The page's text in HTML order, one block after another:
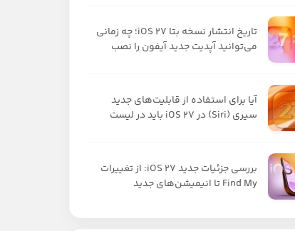
تاریخ انتشار نسخه بتا iOS 27؛ چه زمانی
می‌توانید آپدیت جدید آیفون را نصب
آیا برای استفاده از قابلیت‌های جدید
سیری (Siri) در iOS 27 باید در لیست
بررسی جزئیات جدید iOS 27: از تغییرات
Find My تا انیمیشن‌های جدید